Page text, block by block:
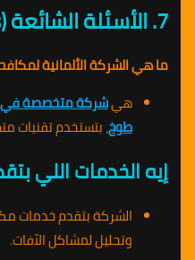
7. الأسئلة الشائعة (FAQs)
ما هي الشركة الألمانية
هيشركة متخصصة في
طوخ، بتستخدم تقنيات
إيه الخدمات اللي
الشركة بتقدم خدمات
وتحليل لمشاكل الآفات.